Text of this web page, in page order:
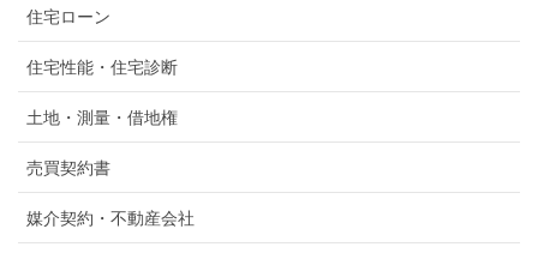
住宅ローン
住宅性能・住宅診断
土地・測量・借地権
売買契約書
媒介契約・不動産会社